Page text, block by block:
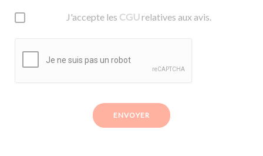
J'accepte les CGUrelatives aux avis.
ENVOYER